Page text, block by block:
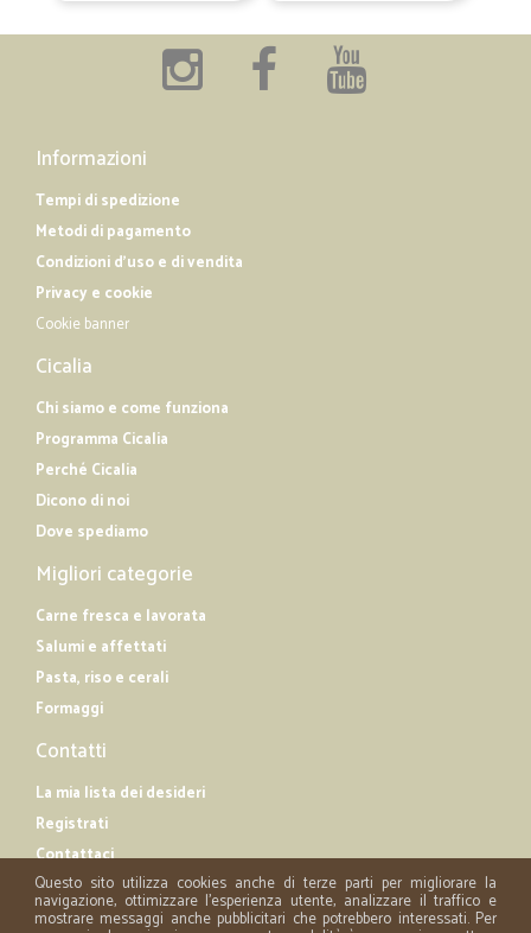
figli a Firenze servizio perfetto
Informazioni
Tempi di spedizione
Metodi di pagamento
Condizioni d'uso e di vendita
Privacy e cookie
Cookie banner
Cicalia
Chi siamo e come funziona
Programma Cicalia
Perché Cicalia
Dicono di noi
Dove spediamo
Migliori categorie
Carne fresca e lavorata
Salumi e affettati
Pasta, riso e cerali
Formaggi
Contatti
La mia lista dei desideri
Registrati
Contattaci
Questo sito utilizza cookies anche di terze parti per migliorare la
navigazione, ottimizzare l'esperienza utente, analizzare il traffico e
mostrare messaggi anche pubblicitari che potrebbero interessati. Per